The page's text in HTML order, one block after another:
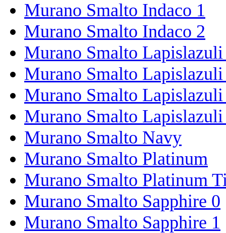
Murano Smalto Indaco 1
Murano Smalto Indaco 2
Murano Smalto
Murano Smalto
Murano Smalto
Murano Smalto
Murano Smalto Navy
Murano Smalto Platinum
Murano Smalto Platinum
Murano Smalto Sapphire 0
Murano Smalto Sapphire 1